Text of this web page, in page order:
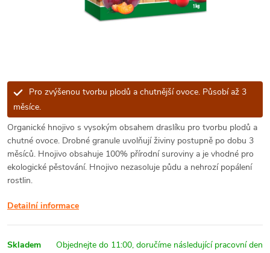
Pro zvýšenou tvorbu plodů a chutnější ovoce. Působí až 3
měsíce.
Organické hnojivo s vysokým obsahem draslíku pro tvorbu plodů a
chutné ovoce. Drobné granule uvolňují živiny postupně po dobu 3
měsíců. Hnojivo obsahuje 100% přírodní suroviny a je vhodné pro
ekologické pěstování. Hnojivo nezasoluje půdu a nehrozí popálení
rostlin.
Detailní informace
Skladem